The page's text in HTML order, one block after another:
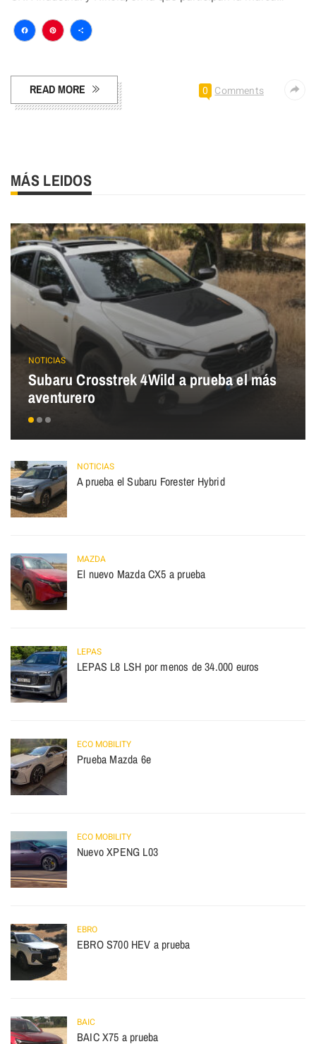
Facebook
Pinterest
Compartir
READ MORE 0 Comments
MÁS LEIDOS
NOTICIAS
Subaru Crosstrek 4Wild a prueba el más
aventurero
NOTICIAS
A prueba el Subaru Forester Hybrid
MAZDA
El nuevo Mazda CX5 a prueba
LEPAS
LEPAS L8 LSH por menos de 34.000 euros
ECO MOBILITY
Prueba Mazda 6e
ECO MOBILITY
Nuevo XPENG L03
EBRO
EBRO S700 HEV a prueba
BAIC
BAIC X75 a prueba